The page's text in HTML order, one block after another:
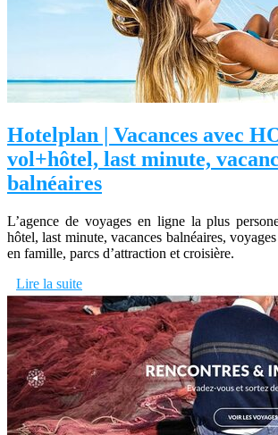
Hotelplan | Vacances avec
vol+hôtel, last minute,
balnéaires
L’agence de voyages en ligne la plus
hôtel, last minute, vacances balnéaires,
en famille, parcs d’attraction et croisière.
Lire la suite